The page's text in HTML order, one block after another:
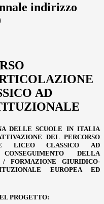
indirizzo
AD
DELLE SCUOLE IN ITALIA
DEL PERCORSO
LICEO CLASSICO AD
DELLA
GIURIDICO-
EUROPEA ED
PROGETTO: